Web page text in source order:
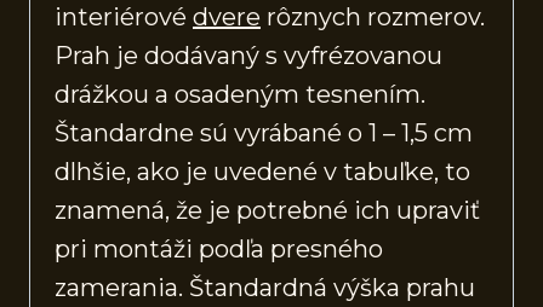
interiérové dvere rôznych rozmerov.
Prah je dodávaný s vyfrézovanou
drážkou a osadeným tesnením.
Štandardne sú vyrábané o 1 – 1,5 cm
dlhšie, ako je uvedené v tabuľke, to
znamená, že je potrebné ich upraviť
pri montáži podľa presného
zamerania. Štandardná výška prahu